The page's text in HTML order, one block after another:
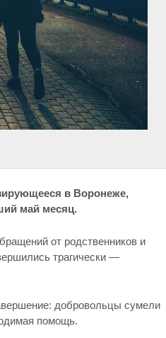
в Воронеже,
май месяц.
от родственников и
трагически —
добровольцы сумели
помощь.